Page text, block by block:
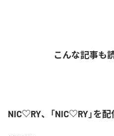
こんな記事も
NIC♡RY、「NIC♡RY」を